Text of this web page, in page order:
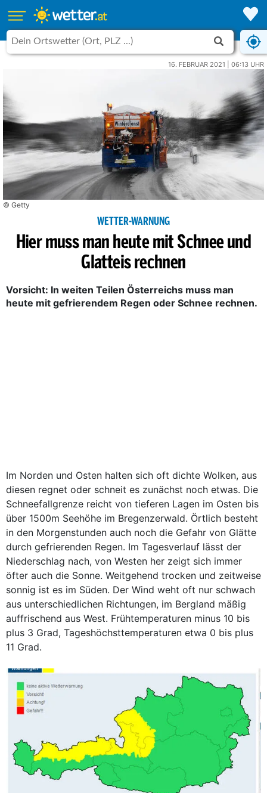
16. FEBRUAR 2021 | 06:13 UHR
© Getty
WETTER-WARNUNG
Hier muss man heute mit Schnee und
Glatteis rechnen
Vorsicht: In weiten Teilen Österreichs muss man
heute mit gefrierendem Regen oder Schnee rechnen.
Im Norden und Osten halten sich oft dichte Wolken, aus
diesen regnet oder schneit es zunächst noch etwas. Die
Schneefallgrenze reicht von tieferen Lagen im Osten bis
über 1500m Seehöhe im Bregenzerwald. Örtlich besteht
in den Morgenstunden auch noch die Gefahr von Glätte
durch gefrierenden Regen. Im Tagesverlauf lässt der
Niederschlag nach, von Westen her zeigt sich immer
öfter auch die Sonne. Weitgehend trocken und zeitweise
sonnig ist es im Süden. Der Wind weht oft nur schwach
aus unterschiedlichen Richtungen, im Bergland mäßig
auffrischend aus West. Frühtemperaturen minus 10 bis
plus 3 Grad, Tageshöchsttemperaturen etwa 0 bis plus
11 Grad.